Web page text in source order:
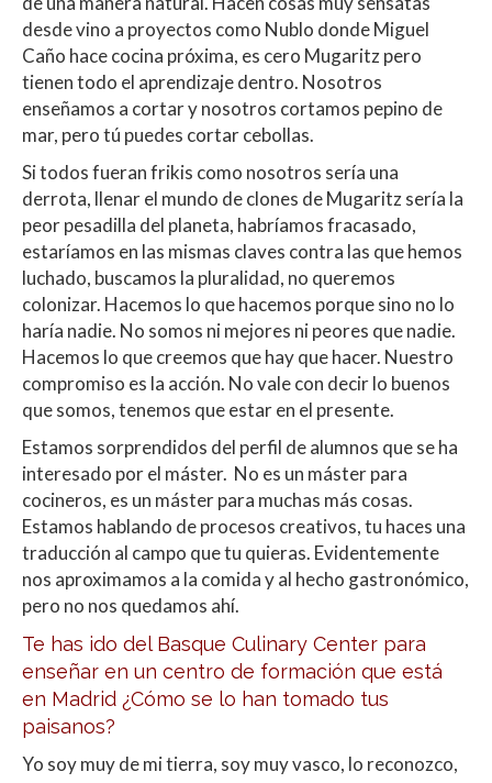
desde vino a proyectos como Nublo donde Miguel
Caño hace cocina próxima, es cero Mugaritz pero
tienen todo el aprendizaje dentro. Nosotros
enseñamos a cortar y nosotros cortamos pepino de
mar, pero tú puedes cortar cebollas.
Si todos fueran frikis como nosotros sería una
derrota, llenar el mundo de clones de Mugaritz sería la
peor pesadilla del planeta, habríamos fracasado,
estaríamos en las mismas claves contra las que hemos
luchado, buscamos la pluralidad, no queremos
colonizar. Hacemos lo que hacemos porque sino no lo
haría nadie. No somos ni mejores ni peores que nadie.
Hacemos lo que creemos que hay que hacer. Nuestro
compromiso es la acción. No vale con decir lo buenos
que somos, tenemos que estar en el presente.
Estamos sorprendidos del perfil de alumnos que se ha
interesado por el máster. No es un máster para
cocineros, es un máster para muchas más cosas.
Estamos hablando de procesos creativos, tu haces una
traducción al campo que tu quieras. Evidentemente
nos aproximamos a la comida y al hecho gastronómico,
pero no nos quedamos ahí.
Te has ido del Basque Culinary Center para
enseñar en un centro de formación que está
en Madrid ¿Cómo se lo han tomado tus
paisanos?
Yo soy muy de mi tierra, soy muy vasco, lo reconozco,